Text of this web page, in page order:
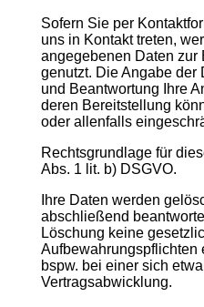
Sofern Sie per
uns in Kontakt treten,
angegebenen Daten zur
genutzt. Die Angabe der
und Beantwortung Ihre
deren Bereitstellung
oder allenfalls
Rechtsgrundlage für
Abs. 1 lit. b) DSGVO.
Ihre Daten werden
abschließend
Löschung keine
Aufbewahrungspflichten
bspw. bei einer sich
Vertragsabwicklung.